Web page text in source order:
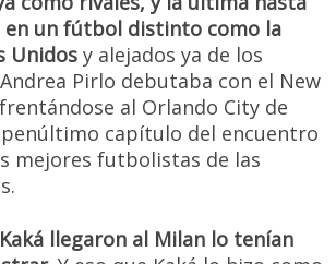
en un fútbol distinto como la
Unidos y alejados ya de los
Pirlo debutaba con el New
al Orlando City de
capítulo del encuentro
mejores futbolistas de las
llegaron al Milan lo tenían